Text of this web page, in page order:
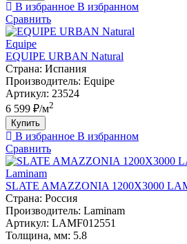
В избранное В избранном
Сравнить
Equipe
EQUIPE URBAN Natural
Страна: Испания
Производитель: Equipe
Артикул: 23524
6 599 ₽/м2
Купить
В избранное В избранном
Сравнить
Laminam
SLATE AMAZZONIA 1200X3000
Страна: Россия
Производитель: Laminam
Артикул: LAMF012551
Толщина, мм: 5.8